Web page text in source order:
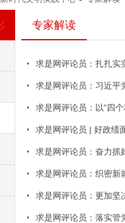
专家解读
求是网评论员：扎扎实
求是网评论员：习近平
求是网评论员：以“四
求是网评论员 | 好政绩
求是网评论员：奋力抓
求是网评论员：织密新
求是网评论员：更加坚
求是网评论员：落实管